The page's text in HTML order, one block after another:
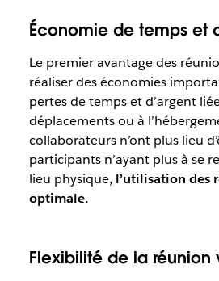
Économie de temps et
Le premier avantage des
réaliser des économies
pertes de temps et d’argent
déplacements ou à
collaborateurs n’ont plus lieu
participants n’ayant plus à se
lieu physique, l’utilisation des
optimale.
Flexibilité de la réunion